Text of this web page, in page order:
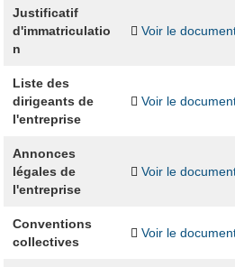
Justificatif
d'immatriculatio
n
Voir le
Liste des
dirigeants de
l'entreprise
Voir le
Annonces
légales de
l'entreprise
Voir le
Conventions
collectives
Voir le